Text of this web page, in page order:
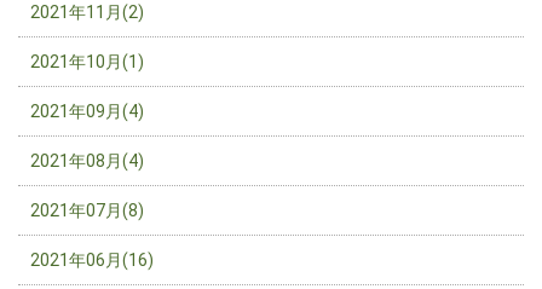
2021年11月(2)
2021年10月(1)
2021年09月(4)
2021年08月(4)
2021年07月(8)
2021年06月(16)